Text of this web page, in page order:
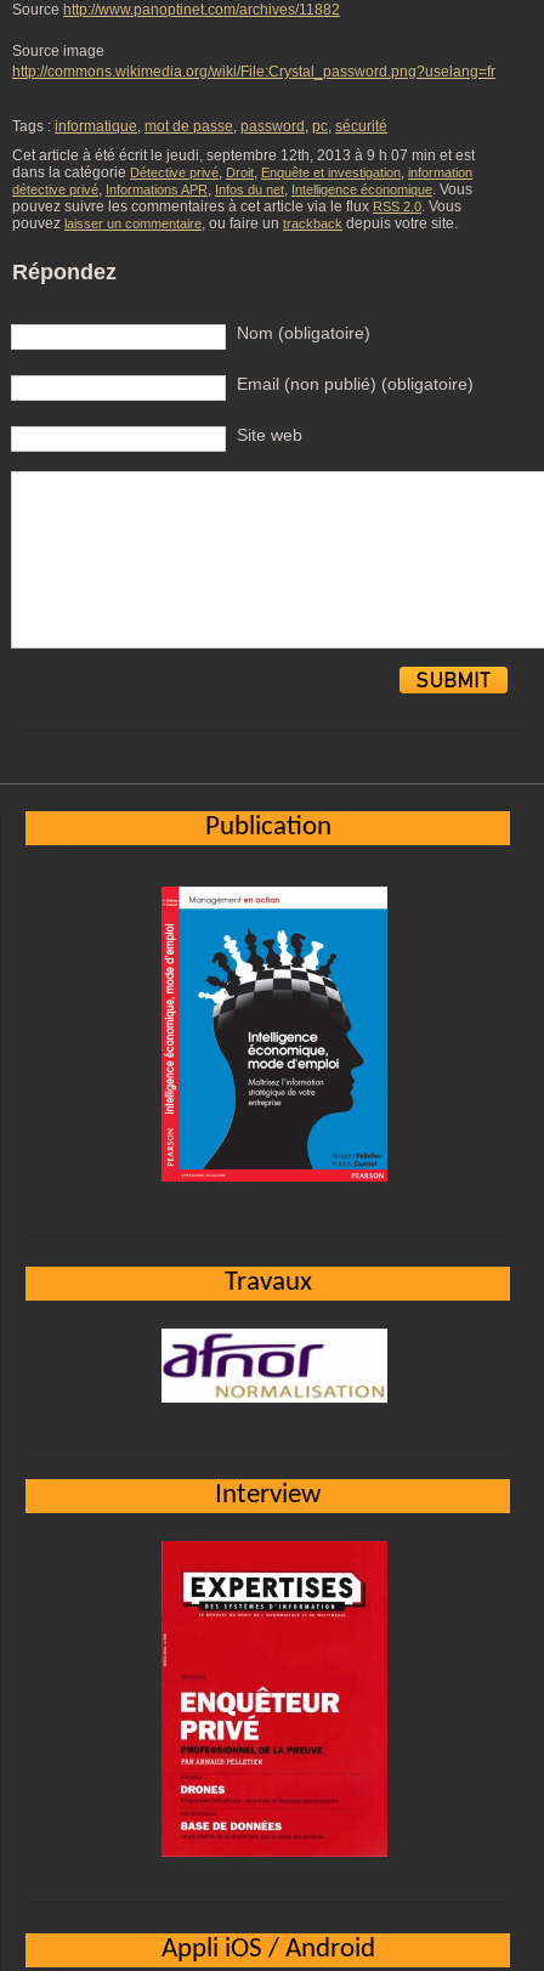
Source http://www.panoptinet.com/archives/11882
Source image
http://commons.wikimedia.org/wiki/File:Crystal_password.png?uselang=fr
Tags : informatique, mot de passe, password , pc, sécurité
Cet article à été écrit le jeudi, septembre 12th, 2013 à 9 h 07 min et est
dans la catégorie Détective privé, Droit, Enquête et investigation, information
détective privé, Informations APR, Infos du net, Intelligence économique. Vous
pouvez suivre les commentaires à cet article via le flux RSS 2.0. Vous
pouvez laisser un commentaire, ou faire un trackback depuis votre site.
Répondez
Nom (obligatoire)
Email (non publié) (obligatoire)
Site web
Publication
Travaux
Interview
Appli iOS / Android